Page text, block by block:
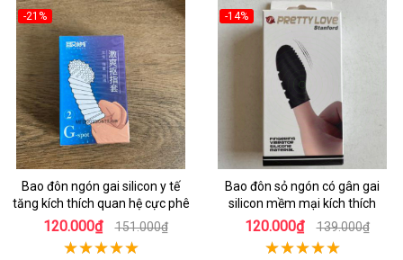
-21%
Bao đôn ngón gai silicon y tế
tăng kích thích quan hệ cực phê
120.000₫ 151.000₫
-14%
Bao đôn sỏ ngón có gân gai
silicon mềm mại kích thích
120.000₫ 139.000₫